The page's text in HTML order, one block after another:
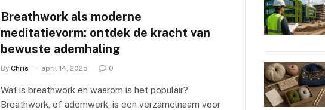
Breathwork als moderne
meditatievorm: ontdek de kracht van
bewuste ademhaling
By Chris april 14, 2025 0
Wat is breathwork en waarom is het populair?
Breathwork, of ademwerk, is een verzamelnaam voor